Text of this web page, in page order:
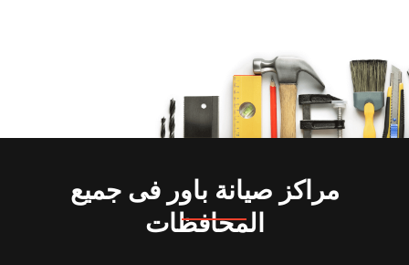
مراكز صيانة باور فى جميع
المحافظات